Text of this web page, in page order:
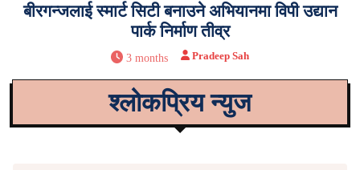
बीरगन्जलाई स्मार्ट सिटी बनाउने अभियानमा विपी उद्यान
पार्क निर्माण तीव्र
3 months Pradeep Sah
श्लोकप्रिय न्युज